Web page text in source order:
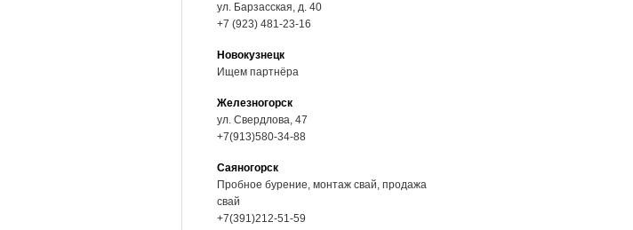
ул. Барзасская, д. 40
+7 (923) 481-23-16
Новокузнецк
Ищем партнёра
Железногорск
ул. Свердлова, 47
+7(913)580-34-88
Саяногорск
Пробное бурение, монтаж свай, продажа
свай
+7(391)212-51-59